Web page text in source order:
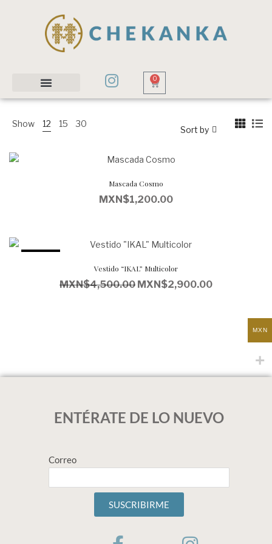
0
Show 12 15 30
Sort by
Mascada Cosmo
MXN$1,200.00
Vestido “IKAL” Multicolor
MXN$4,500.00 MXN$2,900.00
ENTÉRATE DE LO NUEVO
Correo
SUSCRIBIRME
MXN